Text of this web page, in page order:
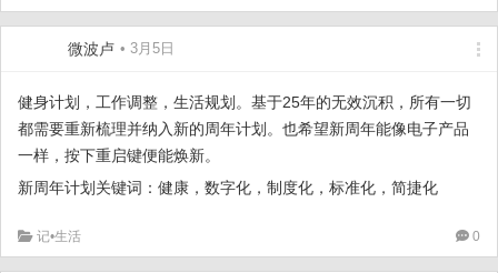
微波卢 • 3月5日
健身计划，工作调整，生活规划。基于25年的无效沉积，所有一切
都需要重新梳理并纳入新的周年计划。也希望新周年能像电子产品
一样，按下重启键便能焕新。
新周年计划关键词：健康，数字化，制度化，标准化，简捷化
记•生活 0